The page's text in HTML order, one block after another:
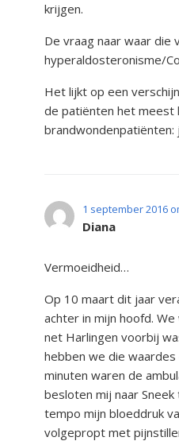
krijgen.
De vraag naar waar
hyperaldosteronisme/
Het lijkt op een
de patiënten het meest
1 september 2016
Diana
Vermoeidheid…
Op 10 maart dit jaar
achter in mijn hoofd.
net Harlingen voorbij
hebben we die
minuten waren de
besloten mij naar
tempo mijn bloeddruk
volgepropt met